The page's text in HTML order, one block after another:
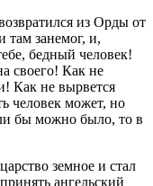
из Орды от
занемог, и,
бедный человек!
своего! Как не
Как не вырвется
человек может, но
бы можно было, то в
земное и стал
ангельский